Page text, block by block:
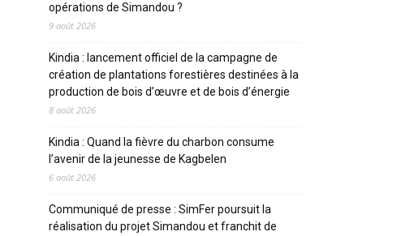
opérations de Simandou ?
9 août 2026
Kindia : lancement officiel de la campagne de
création de plantations forestières destinées à la
production de bois d’œuvre et de bois d’énergie
8 août 2026
Kindia : Quand la fièvre du charbon consume
l’avenir de la jeunesse de Kagbelen
6 août 2026
Communiqué de presse : SimFer poursuit la
réalisation du projet Simandou et franchit de